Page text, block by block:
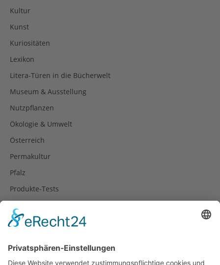
Kultur
Kunst
Kuriositäten
Lexikon
Litera-Türen in die Bücherwelt
Museum & Ausstellung
Nutzpflanzen
Ökologie & Umwelt
Österreich
Permakultur
Pfalz
Produkte-Tests
Rezepte
Spanien